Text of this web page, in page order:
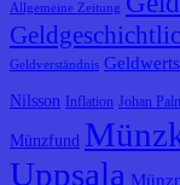
Allgemeine Zeitung
Geldverständnis
Nilsson Inflation Johan
Münzfund
Uppsala